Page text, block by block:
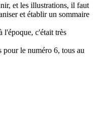
et les illustrations, il faut
et établir un sommaire
l'époque, c'était très
pour le numéro 6, tous au